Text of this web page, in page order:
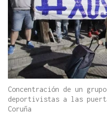
Concentración de un
deportivistas a las
Coruña